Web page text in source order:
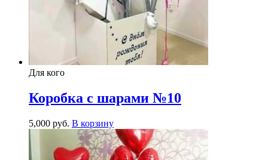
Для кого
Коробка с шарами №10
5,000 руб. В корзину